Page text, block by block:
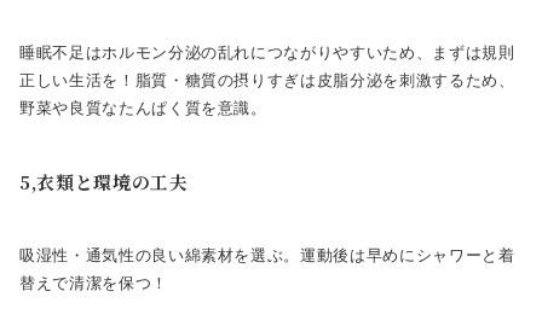
睡眠不足はホルモン分泌の乱れにつながりやすいため、まずは規則
正しい生活を！脂質・糖質の摂りすぎは皮脂分泌を刺激するため、
野菜や良質なたんぱく質を意識。
5,衣類と環境の工夫
吸湿性・通気性の良い綿素材を選ぶ。運動後は早めにシャワーと着
替えで清潔を保つ！